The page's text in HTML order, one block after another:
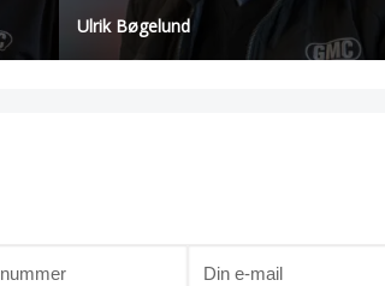
Ulrik Bøgelund